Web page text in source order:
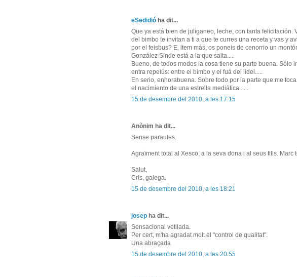
eSedidió ha dit...
Que ya está bien de juliganeo, leche, con tanta felicitación.
del bimbo te invitan a ti a que te curres una receta y vas y
por el feisbus? E, item más, os poneis de cenorrio un
González Sinde está a la que salta.....
Bueno, de todos modos la cosa tiene su parte buena. Sólo
entra repelús: entre el bimbo y el fuá del lidel.....
En serio, enhorabuena. Sobre todo por la parte que me
el nacimiento de una estrella mediática......
15 de desembre del 2010, a les 17:15
Anònim ha dit...
Sense paraules.
Agraïment total al Xesco, a la seva dona i al seus fills. Marc
Salut,
Cris, galega.
15 de desembre del 2010, a les 18:21
josep ha dit...
Sensacional vetllada.
Per cert, m'ha agradat molt el "control de qualitat".
Una abraçada
15 de desembre del 2010, a les 20:55